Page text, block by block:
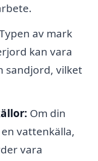
av mark
kan vara
sandjord, vilket
Om din
vattenkälla,
vara